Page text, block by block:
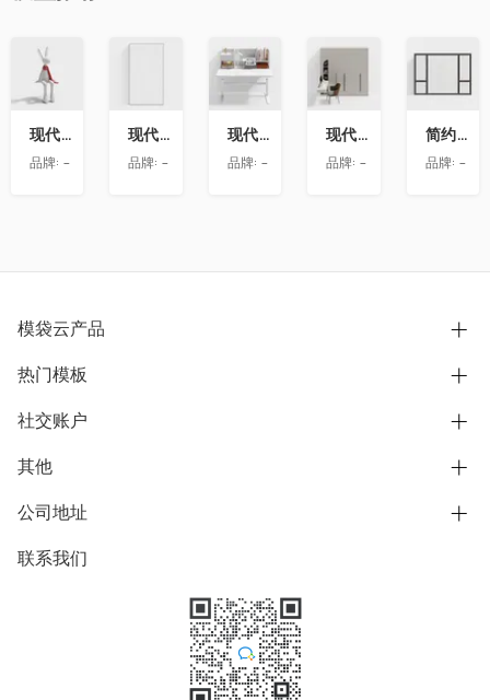
藏
现代兔子艺术雕塑摆件
品牌: -
现代玻璃隔断
品牌: -
收
藏
现代书桌
品牌: -
收
藏
现代衣柜带转角书桌
品牌: -
收
藏
简约房屋推拉窗
品牌: -
模袋云产品
别墅设计营销
模型协同展示分享
别墅社区
别墅模板
热门模板
欧式别墅
中式别墅
日式别墅
社交账户
B站
抖音
微信公众号
其他
用户服务协议
隐私政策
公司地址
上海市浦东新区东方路1215-1217号
联系我们